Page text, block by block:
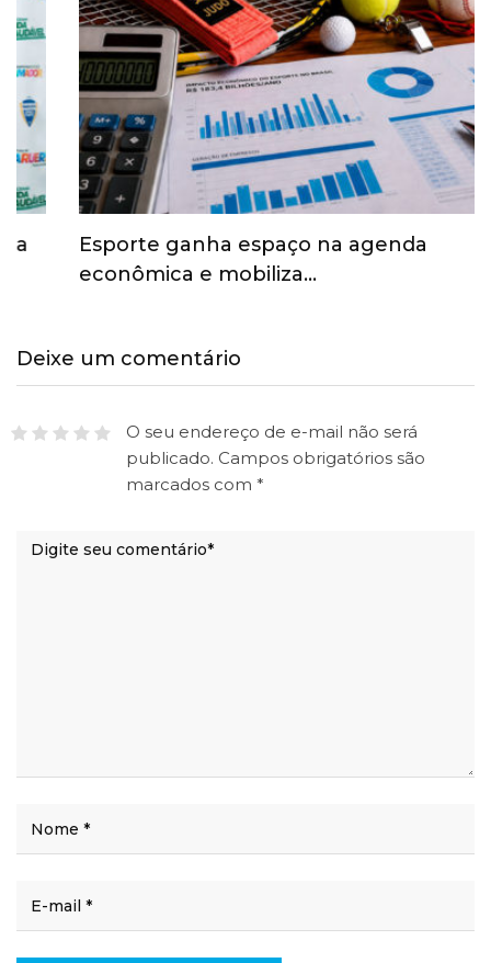
Esporte ganha espaço na agenda
econômica e mobiliza…
Deixe um comentário
O seu endereço de e-mail não será
publicado. Campos obrigatórios são
marcados com *